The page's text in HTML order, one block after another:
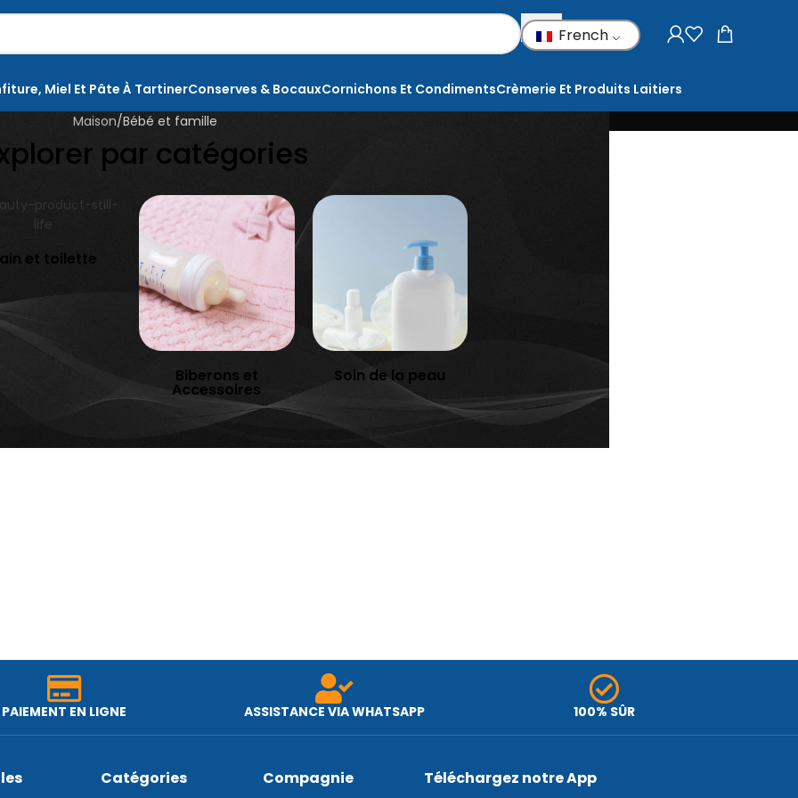
French
Miel Et Pâte À TartinerConserves & BocauxCornichons Et CondimentsCrèmerie Et Produits Laitiers
Maison Bébé et famille
par catégories
et toilette
à dents
nettoyants
Biberons et
Accessoires
Biberons
Chauffe-Biberon
Tasses à Bec
Tétines
Soin de la peau
Coton Tiges
Crèmes
Huiles pour le corps
Laits pour le corps
Lotions pour le corps
PAIEMENT EN LIGNE ASSISTANCE VIA WHATSAPP 100% SÛR
Catégories Compagnie Téléchargez notre App